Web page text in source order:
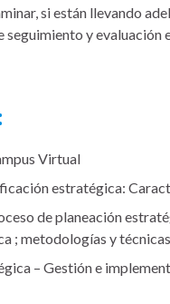
si están llevando
seguimiento y
Virtual
estratégica:
de planeación
; metodologías y
– Gestión e